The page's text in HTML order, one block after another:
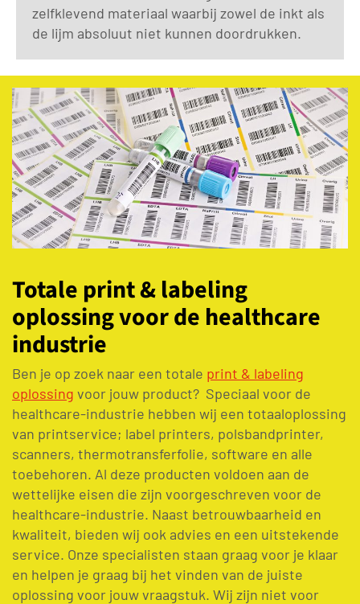
zelfklevend materiaal waarbij zowel de inkt als
de lijm absoluut niet kunnen doordrukken.
Totale print & labeling
oplossing voor de healthcare
industrie
Ben je op zoek naar een totale print & labeling
oplossing voor jouw product? Speciaal voor de
healthcare-industrie hebben wij een totaaloplossing
van printservice; label printers, polsbandprinter,
scanners, thermotransferfolie, software en alle
toebehoren. Al deze producten voldoen aan de
wettelijke eisen die zijn voorgeschreven voor de
healthcare-industrie. Naast betrouwbaarheid en
kwaliteit, bieden wij ook advies en een uitstekende
service. Onze specialisten staan graag voor je klaar
en helpen je graag bij het vinden van de juiste
oplossing voor jouw vraagstuk. Wij zijn niet voor